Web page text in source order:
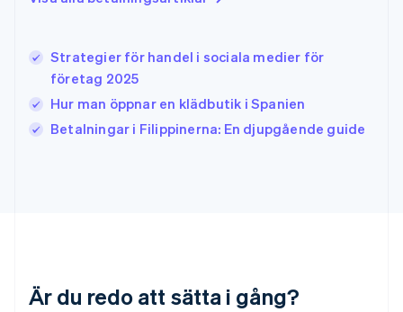
Strategier för handel i sociala medier för
företag 2025
Hur man öppnar en klädbutik i Spanien
Betalningar i Filippinerna: En djupgående guide
Är du redo att sätta i gång?
日本語English
Kanada
Français
Kroatien
EnglishItaliano
Malaysia